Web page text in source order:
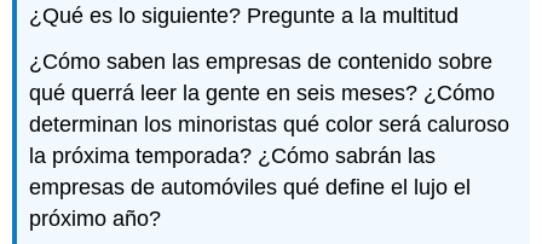
¿Qué es lo siguiente? Pregunte a la multitud
¿Cómo saben las empresas de contenido sobre
qué querrá leer la gente en seis meses? ¿Cómo
determinan los minoristas qué color será caluroso
la próxima temporada? ¿Cómo sabrán las
empresas de automóviles qué define el lujo el
próximo año?